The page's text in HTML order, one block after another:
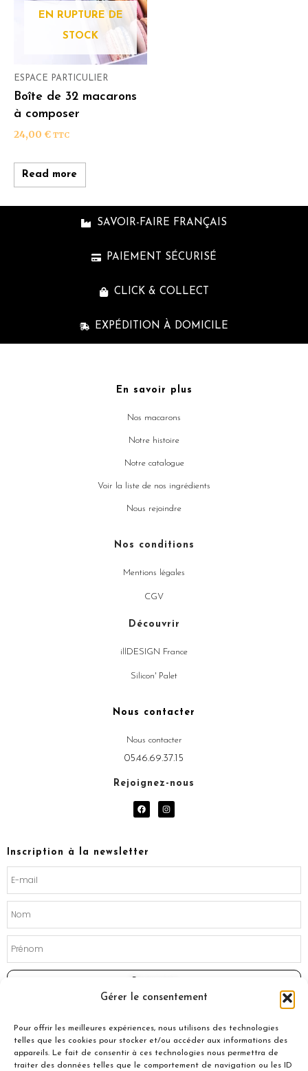
Gérer le consentement
Pour offrir les meilleures expériences, nous utilisons des technologies
telles que les cookies pour stocker et/ou accéder aux informations des
appareils. Le fait de consentir à ces technologies nous permettra de
traiter des données telles que le comportement de navigation ou les ID
EN RUPTURE DE
STOCK
ESPACE PARTICULIER
Boîte de 32 macarons
à composer
24,00 € TTC
Read more
SAVOIR-FAIRE FRANÇAIS
PAIEMENT SÉCURISÉ
CLICK & COLLECT
EXPÉDITION À DOMICILE
En savoir plus
Nos macarons
Notre histoire
Notre catalogue
Voir la liste de nos ingrédients
Nous rejoindre
Nos conditions
Mentions légales
CGV
Découvrir
illDESIGN France
Silicon' Palet
Nous contacter
Nous contacter
05.46.69.37.15
Rejoignez-nous
F
a
o
I
n
Inscription à la newsletter